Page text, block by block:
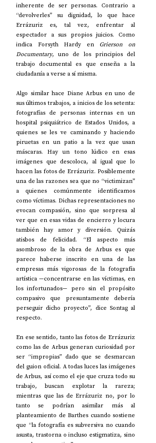
inherente de ser personas. Contrario a
“devolverles” su dignidad, lo que hace
Errázuriz es, tal vez, enfrentar al
espectador a sus propios juicios. Como
indica Forsyth Hardy en Grierson on
Documentary, uno de los principios del
trabajo documental es que enseña a la
ciudadanía a verse a sí misma.
Algo similar hace Diane Arbus en uno de
sus últimos trabajos, a inicios de los setenta:
fotografías de personas internas en un
hospital psiquiátrico de Estados Unidos, a
quienes se les ve caminando y haciendo
piruetas en un patio a la vez que usan
máscaras. Hay un tono lúdico en esas
imágenes que descoloca, al igual que lo
hacen las fotos de Errázuriz. Posiblemente
una de las razones sea que no “victimizan”
a quienes comúnmente identificamos
como víctimas. Dichas representaciones no
evocan compasión, sino que sorpresa al
ver que en esas vidas de encierro y locura
también hay amor y diversión. Quizás
atisbos de felicidad. “El aspecto más
asombroso de la obra de Arbus es que
parece haberse inscrito en una de las
empresas más vigorosas de la fotografía
artística —concentrarse en las víctimas, en
los infortunados— pero sin el propósito
compasivo que presuntamente debería
perseguir dicho proyecto”, dice Sontag al
respecto.
En ese sentido, tanto las fotos de Errázuriz
como las de Arbus generan curiosidad por
ser “impropias” dado que se desmarcan
del guion oficial. A todas luces las imágenes
de Arbus, así como el eje que cruza todo su
trabajo, buscan explotar la rareza;
mientras que las de Errázuriz no, por lo
tanto se podrían asimilar más al
planteamiento de Barthes cuando sostiene
que “la fotografía es subversiva no cuando
asusta, trastorna o incluso estigmatiza, sino